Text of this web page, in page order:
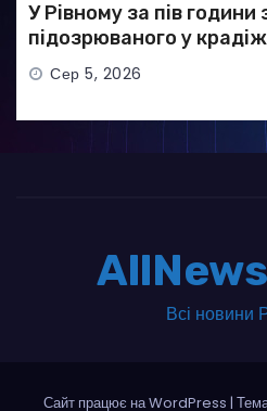
У Рівному за пів
підозрюваного у
тисяч гривень
Сер 5, 2026
Всі новини
Сайт працює на WordPress |